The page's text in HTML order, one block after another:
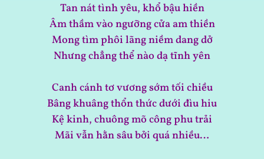
Tan nát tình yêu, khổ bậu hiền
Âm thầm vào ngưỡng cửa am thiền
Mong tìm phôi lãng niềm dang dở
Nhưng chẳng thể nào dạ tĩnh yên
Canh cánh tơ vương sớm tối chiều
Bâng khuâng thổn thức dưới đìu hiu
Kệ kinh, chuông mõ công phu trải
Mãi vẫn hằn sâu bởi quá nhiều…